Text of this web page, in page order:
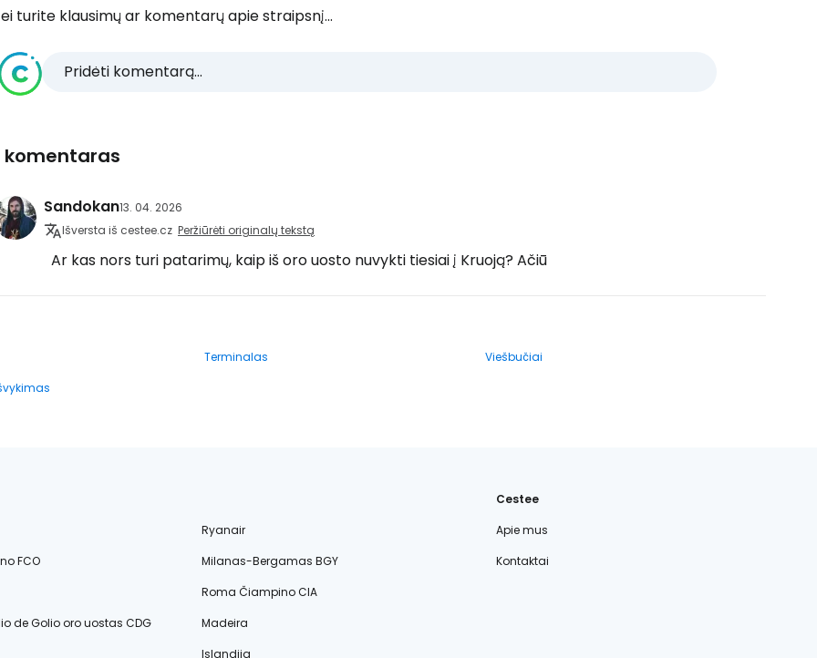
turite klausimų ar komentarų apie straipsnį...
Pridėti komentarą...
komentaras
Sandokan13. 04. 2026
Išversta iš cestee.cz Peržiūrėti originalų tekstą
Ar kas nors turi patarimų, kaip iš oro uosto nuvykti tiesiai į Kruoją? Ačiū
Terminalas
Viešbučiai
Ryanair
FCO
Milanas-Bergamas BGY
Roma Čiampino CIA
de Golio oro uostas CDG
Madeira
Islandija
Cestee
Apie mus
Kontaktai